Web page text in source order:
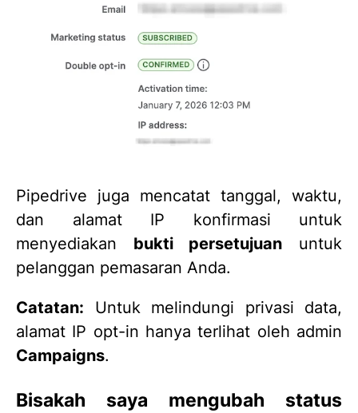
Pipedrive juga mencatat tanggal, waktu,
dan alamat IP konfirmasi untuk
menyediakan bukti persetujuan untuk
pelanggan pemasaran Anda.
Catatan: Untuk melindungi privasi data,
alamat IP opt-in hanya terlihat oleh admin
Campaigns.
Bisakah saya mengubah status